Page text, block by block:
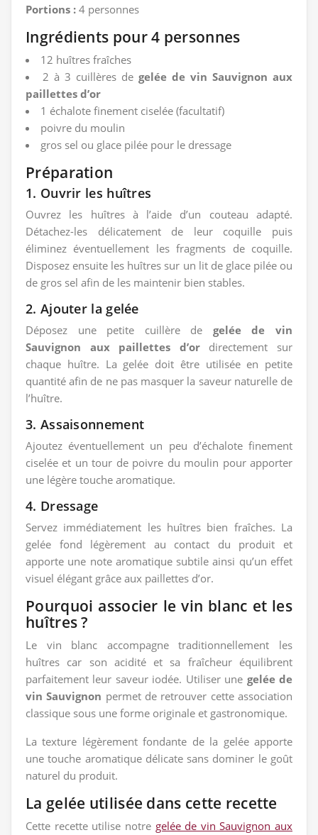
Portions : 4 personnes
Ingrédients pour 4 personnes
12 huîtres fraîches
2 à 3 cuillères de gelée de vin Sauvignon aux
paillettes d’or
1 échalote finement ciselée (facultatif)
poivre du moulin
gros sel ou glace pilée pour le dressage
Préparation
1. Ouvrir les huîtres
Ouvrez les huîtres à l’aide d’un couteau adapté.
Détachez-les délicatement de leur coquille puis
éliminez éventuellement les fragments de coquille.
Disposez ensuite les huîtres sur un lit de glace pilée ou
de gros sel afin de les maintenir bien stables.
2. Ajouter la gelée
Déposez une petite cuillère de gelée de vin
Sauvignon aux paillettes d’ordirectement sur
chaque huître. La gelée doit être utilisée en petite
quantité afin de ne pas masquer la saveur naturelle de
l’huître.
3. Assaisonnement
Ajoutez éventuellement un peu d’échalote finement
ciselée et un tour de poivre du moulin pour apporter
une légère touche aromatique.
4. Dressage
Servez immédiatement les huîtres bien fraîches. La
gelée fond légèrement au contact du produit et
apporte une note aromatique subtile ainsi qu’un effet
visuel élégant grâce aux paillettes d’or.
Pourquoi associer le vin blanc et les
huîtres ?
Le vin blanc accompagne traditionnellement les
huîtres car son acidité et sa fraîcheur équilibrent
parfaitement leur saveur iodée. Utiliser une gelée de
vin Sauvignon permet de retrouver cette association
classique sous une forme originale et gastronomique.
La texture légèrement fondante de la gelée apporte
une touche aromatique délicate sans dominer le goût
naturel du produit.
La gelée utilisée dans cette recette
Cette recette utilise notre gelée de vin Sauvignon aux